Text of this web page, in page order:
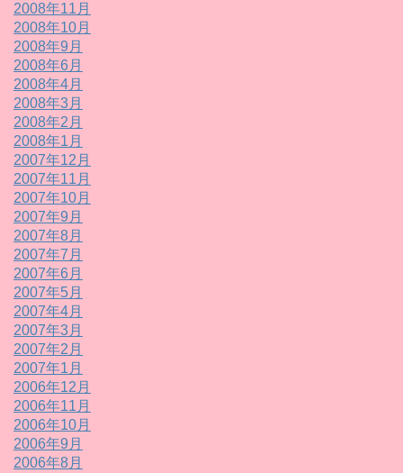
2008年11月
2008年10月
2008年9月
2008年6月
2008年4月
2008年3月
2008年2月
2008年1月
2007年12月
2007年11月
2007年10月
2007年9月
2007年8月
2007年7月
2007年6月
2007年5月
2007年4月
2007年3月
2007年2月
2007年1月
2006年12月
2006年11月
2006年10月
2006年9月
2006年8月